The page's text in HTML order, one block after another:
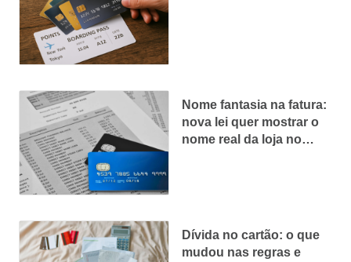
Nome fantasia na fatura:
nova lei quer mostrar o
nome real da loja no
Dívida no cartão: o que
mudou nas regras e